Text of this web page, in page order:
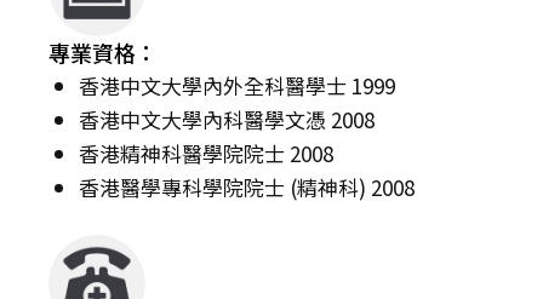
專業資格：
香港中文大學內外全科醫學士 1999
香港中文大學內科醫學文憑 2008
香港精神科醫學院院士 2008
香港醫學專科學院院士 (精神科) 2008